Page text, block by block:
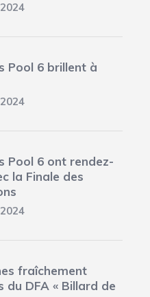
Pool 6 brillent à
Pool 6 ont rendez-
la Finale des
fraîchement
du DFA « Billard de